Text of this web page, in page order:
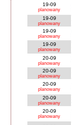
19-09
planowany
19-09
planowany
19-09
planowany
19-09
planowany
20-09
planowany
20-09
planowany
20-09
planowany
20-09
planowany
20-09
planowany